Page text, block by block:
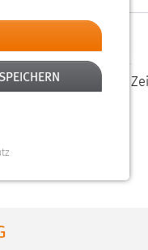
FILTER ENTFERNEN
Ergebnisse gefunden.
SPEICHERN